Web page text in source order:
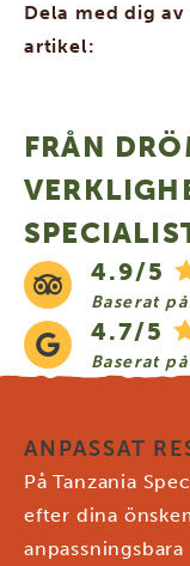
Dela med dig av
artikel:
FRÅN
4.9/5
Baserat på
4.7/5
Baserat
ANPASSAT
På Tanzania
efter dina